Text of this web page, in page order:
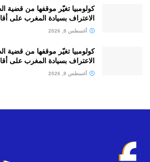
كولومبيا تغيّر موقفها من قضية
الاعتراف بسيادة المغرب على
أغسطس 8, 2026
كولومبيا تغيّر موقفها من قضية
الاعتراف بسيادة المغرب على
أغسطس 8, 2026